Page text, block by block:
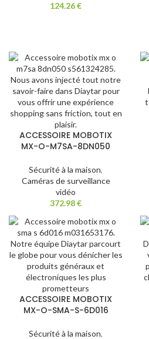
124.26€
ACCESSOIRE MOBOTIX
MX-O-M7SA-8DN050
Sécurité à la maison,
Caméras de surveillance
vidéo
372.98€
ACCESSOIRE MOBOTIX
MX-O-SMA-S-6D016
Sécurité à la maison,